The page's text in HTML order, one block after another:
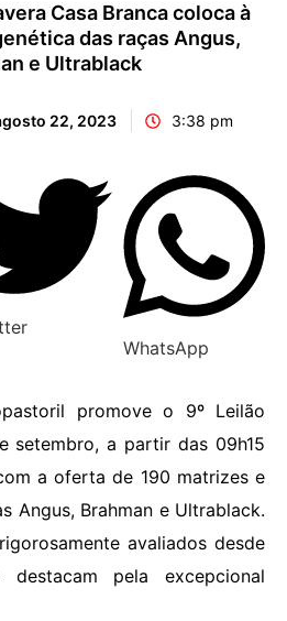
Casa Branca coloca à
das raças Angus,
e Ultrablack
22, 2023 3:38 pm
WhatsApp
promove o 9º Leilão
setembro, a partir das 09h15
a oferta de 190 matrizes e
Angus, Brahman e Ultrablack.
avaliados desde
pela excepcional